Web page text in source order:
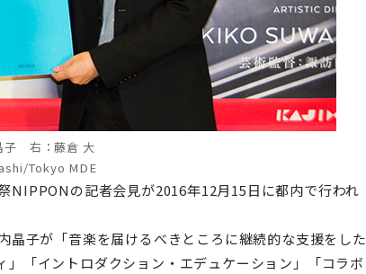
子 右：藤倉 大
Tokyo MDE
の記者会見が2016年12月15日に都内で行われ
子が「音楽を届けるべきところに継続的な支援をした
「イントロダクション・エデュケーション」「コラボ